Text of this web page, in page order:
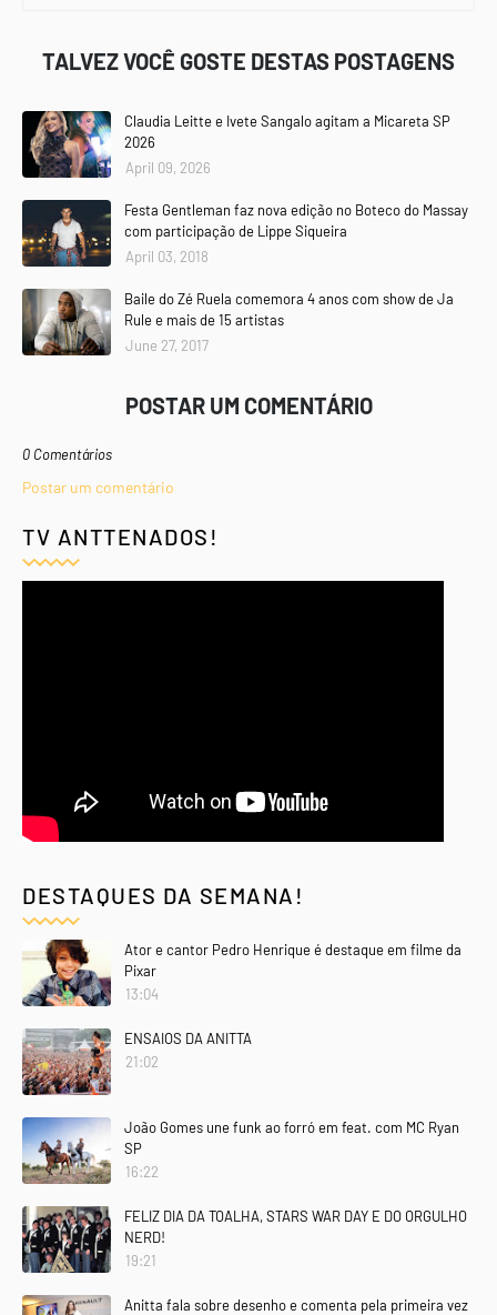
TALVEZ VOCÊ GOSTE DESTAS POSTAGENS
Claudia Leitte e Ivete Sangalo agitam a Micareta SP
2026
April 09, 2026
Festa Gentleman faz nova edição no Boteco do Massay
com participação de Lippe Siqueira
April 03, 2018
Baile do Zé Ruela comemora 4 anos com show de Ja
Rule e mais de 15 artistas
June 27, 2017
POSTAR UM COMENTÁRIO
0 Comentários
Postar um comentário
TV ANTTENADOS!
DESTAQUES DA SEMANA!
Ator e cantor Pedro Henrique é destaque em filme da
Pixar
13:04
ENSAIOS DA ANITTA
21:02
João Gomes une funk ao forró em feat. com MC Ryan
SP
16:22
FELIZ DIA DA TOALHA, STARS WAR DAY E DO ORGULHO
NERD!
19:21
Anitta fala sobre desenho e comenta pela primeira vez